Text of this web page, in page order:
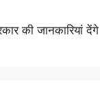
की जानकारियां देंगे |